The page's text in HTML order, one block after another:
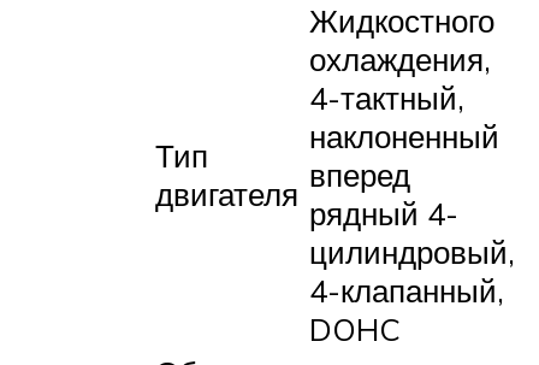
Тип
двигателя
Жидкостного
охлаждения,
4-тактный,
наклоненный
вперед
рядный 4-
цилиндровый,
4-клапанный,
DOHC